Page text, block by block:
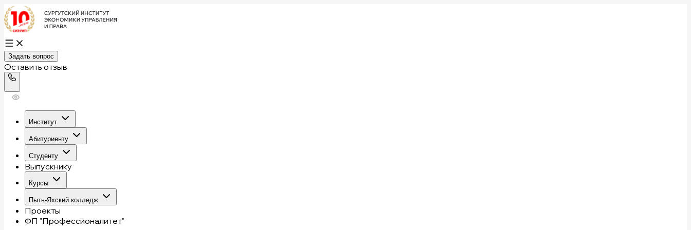
Задать вопрос
Оставить отзыв
Институт
Абитуриенту
Студенту
Выпускнику
Курсы
Пыть-Яхский колледж
Проекты
ФП "Профессионалитет"